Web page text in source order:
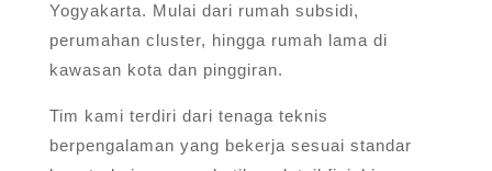
Yogyakarta. Mulai dari rumah subsidi,
perumahan cluster, hingga rumah lama di
kawasan kota dan pinggiran.
Tim kami terdiri dari tenaga teknis
berpengalaman yang bekerja sesuai standar